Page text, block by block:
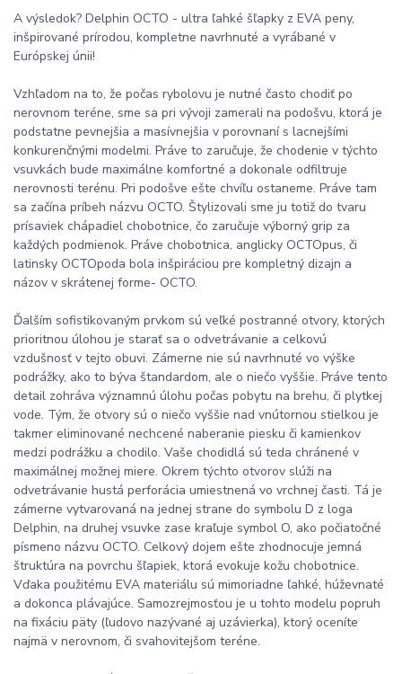
A výsledok? Delphin OCTO - ultra ľahké šľapky z EVA peny,
inšpirované prírodou, kompletne navrhnuté a vyrábané v
Európskej únii!
Vzhľadom na to, že počas rybolovu je nutné často chodiť po
nerovnom teréne, sme sa pri vývoji zamerali na podošvu, ktorá je
podstatne pevnejšia a masívnejšia v porovnaní s lacnejšími
konkurenčnými modelmi. Práve to zaručuje, že chodenie v týchto
vsuvkách bude maximálne komfortné a dokonale odfiltruje
nerovnosti terénu. Pri podošve ešte chvíľu ostaneme. Práve tam
sa začína príbeh názvu OCTO. Štylizovali sme ju totiž do tvaru
prísaviek chápadiel chobotnice, čo zaručuje výborný grip za
každých podmienok. Práve chobotnica, anglicky OCTOpus, či
latinsky OCTOpoda bola inšpiráciou pre kompletný dizajn a
názov v skrátenej forme- OCTO.
Ďalším sofistikovaným prvkom sú veľké postranné otvory, ktorých
prioritnou úlohou je starať sa o odvetrávanie a celkovú
vzdušnosť v tejto obuvi. Zámerne nie sú navrhnuté vo výške
podrážky, ako to býva štandardom, ale o niečo vyššie. Práve tento
detail zohráva významnú úlohu počas pobytu na brehu, či plytkej
vode. Tým, že otvory sú o niečo vyššie nad vnútornou stielkou je
takmer eliminované nechcené naberanie piesku či kamienkov
medzi podrážku a chodilo. Vaše chodidlá sú teda chránené v
maximálnej možnej miere. Okrem týchto otvorov slúži na
odvetrávanie hustá perforácia umiestnená vo vrchnej časti. Tá je
zámerne vytvarovaná na jednej strane do symbolu D z loga
Delphin, na druhej vsuvke zase kraľuje symbol O, ako počiatočné
písmeno názvu OCTO. Celkový dojem ešte zhodnocuje jemná
štruktúra na povrchu šľapiek, ktorá evokuje kožu chobotnice.
Vďaka použitému EVA materiálu sú mimoriadne ľahké, húževnaté
a dokonca plávajúce. Samozrejmosťou je u tohto modelu popruh
na fixáciu päty (ľudovo nazývané aj uzávierka), ktorý oceníte
najmä v nerovnom, či svahovitejšom teréne.